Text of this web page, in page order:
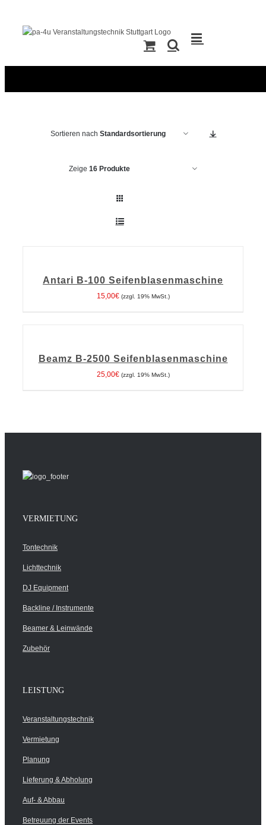
springen
Sortieren nach Standardsortierung
Zeige 16 Produkte
Antari B-100 Seifenblasenmaschine
15,00€ (zzgl. 19% MwSt.)
Beamz B-2500 Seifenblasenmaschine
25,00€ (zzgl. 19% MwSt.)
VERMIETUNG
Tontechnik
Lichttechnik
DJ Equipment
Backline / Instrumente
Beamer & Leinwände
Zubehör
LEISTUNG
Veranstaltungstechnik
Vermietung
Planung
Lieferung & Abholung
Auf- & Abbau
Betreuung der Events